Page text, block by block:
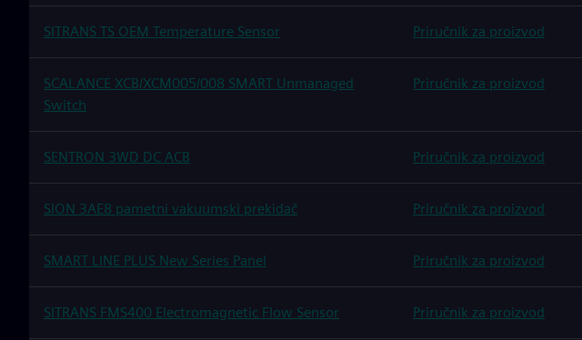
SITRANS TS OEM Temperature Sensor Priručnik za proizvod
SCALANCE XCB/XCM005/008 SMART Unmanaged
Switch
Priručnik za proizvod
SENTRON 3WD DC ACB Priručnik za proizvod
SION 3AE8 pametni vakuumski prekidač Priručnik za proizvod
SMART LINE PLUS New Series Panel Priručnik za proizvod
SITRANS FMS400 Electromagnetic Flow Sensor Priručnik za proizvod